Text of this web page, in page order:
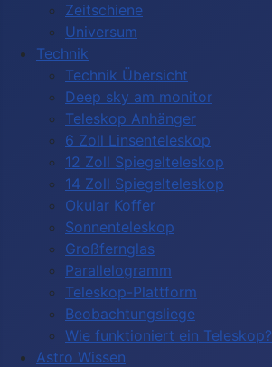
Zeitschiene
Universum
Technik
Technik Übersicht
Deep sky am monitor
Teleskop Anhänger
6 Zoll Linsenteleskop
12 Zoll Spiegelteleskop
14 Zoll Spiegelteleskop
Okular Koffer
Sonnenteleskop
Großfernglas
Parallelogramm
Teleskop-Plattform
Beobachtungsliege
Wie funktioniert ein Teleskop?
Astro Wissen